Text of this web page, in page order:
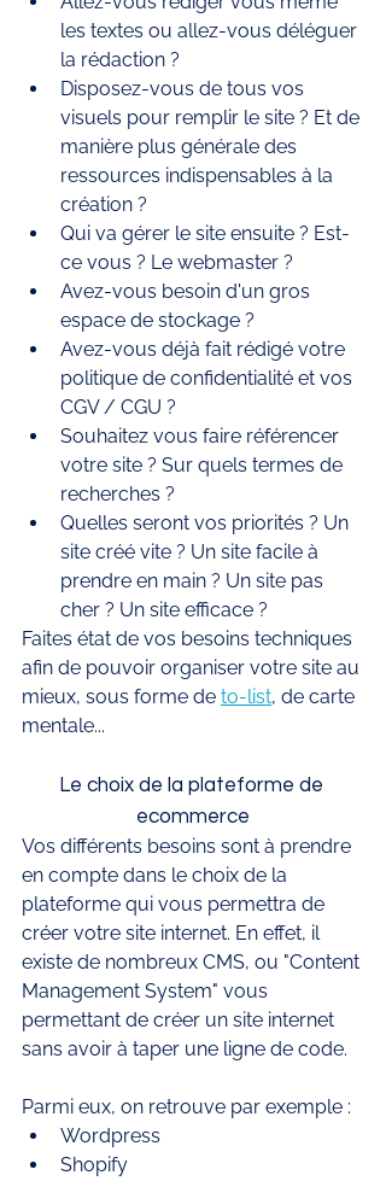
les textes ou allez-vous déléguer
la rédaction ?
Disposez-vous de tous vos
visuels pour remplir le site ? Et de
manière plus générale des
ressources indispensables à la
création ?
Qui va gérer le site ensuite ? Est-
ce vous ? Le webmaster ?
Avez-vous besoin d'un gros
espace de stockage ?
Avez-vous déjà fait rédigé votre
politique de confidentialité et vos
CGV / CGU ?
Souhaitez vous faire référencer
votre site ? Sur quels termes de
recherches ?
Quelles seront vos priorités ? Un
site créé vite ? Un site facile à
prendre en main ? Un site pas
cher ? Un site efficace ?
Faites état de vos besoins techniques
afin de pouvoir organiser votre site au
mieux, sous forme de to-list, de carte
mentale...
Le choix de la plateforme de
ecommerce
Vos différents besoins sont à prendre
en compte dans le choix de la
plateforme qui vous permettra de
créer votre site internet. En effet, il
existe de nombreux CMS, ou "Content
Management System" vous
permettant de créer un site internet
sans avoir à taper une ligne de code.
Parmi eux, on retrouve par exemple :
Wordpress
Shopify